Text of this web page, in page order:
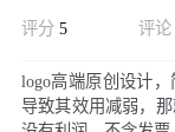
评分 5 评论
logo高端原创设计
导致其效用减弱，